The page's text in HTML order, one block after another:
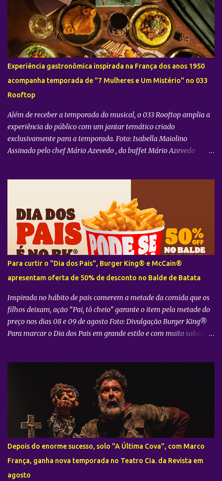
Experiência gastronômica inspirada na França dos anos 1950
acompanha temporada de "7 Mulheres e Um Mistério" no 033
Rooftop
Além de receber a temporada do musical, o 033 Rooftop amplia a
experiência do público com um jantar temático criado
exclusivamente para a temporada. Foto: Isabella Maiolino
Assinado pelo chef Mário Azevedo , do buffet Mário Azevedo
no interior da França durante a década de 1950. A proposta reforça
um dos diferenciais do 033 Rooftop , que alia grandes produções
teatrais a experiências gastronômicas exclusivas, concebidas
especialmente para cada montagem. Para 7 Mulheres e Um
Mistério , o chef reuniu clássicos da cozinha francesa em quatro
opções de menu. Entre os destaques estão Boeuf Bourguignon com
Aligot, Quiche Lorraine, tábua de charcutaria e queijos franceses,
além de versões vegetarianas e veganas, acompanhadas por vinho
francês e sobremesas tradicionais, como Cre...
Para curtir o "Dia dos Pais", Burger King® e McCain®
apresentam oferta de 50% de desconto no Balde de Batata
Inspirada no hábito de pais comerem a metade da comida que os
filhos deixam, ação “Pai, tô cheio” garante o item pela metade do
preço nos dias 08 e 09 de agosto Foto: Divulgação Burger King®
Para marcar o Dia dos Pais em grande estilo e com muito sabor, o
lado de quem mais importa. Sob o mote "Pai, tô cheio" , a
campanha parte de uma situação muito comum no dia a dia das
famílias: o hábito dos pais de passarem a vida comendo o que
sobra dos pedidos de seus filhos. Para inverter esse jogo, nos dias
08 e 09 de agosto , já que os pais frequentemente consomem a
metade, eles também pagarão metade do preço no Balde de
Batata. “Momentos especiais pedem celebração e diversão. Por
isso, nosso objetivo é deixar esse encontro ainda mais gostoso,
oferecendo uma batata no padrão do BK®, crocante e saborosa,
para que pais e filhos a...
Depois do enorme sucesso, solo "A Última Cova", com Marco
França, ganha nova temporada no Teatro Cia. da Revista em
agosto